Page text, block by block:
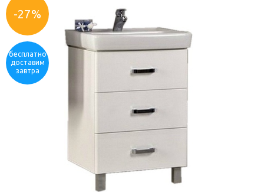
-27%
бесплатно
доставим
завтра